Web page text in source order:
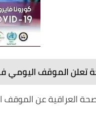
تعلن الموقف اليومي
العراقية عن الموقف